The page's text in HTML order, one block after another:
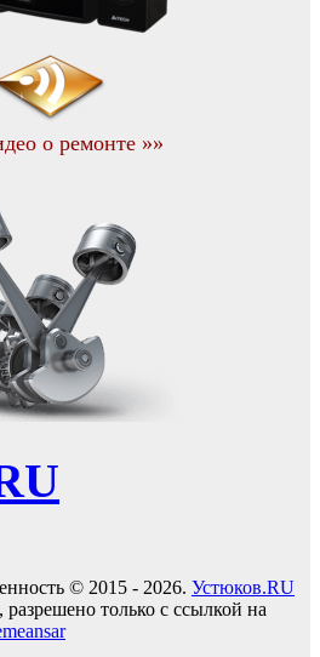
о ремонте »»
© 2015 - 2026. Устюков.RU
только с ссылкой на